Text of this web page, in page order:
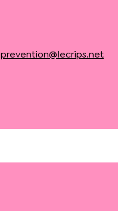
prevention@lecrips.net